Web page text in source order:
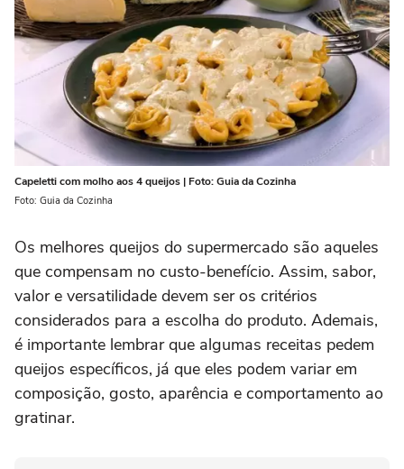
Capeletti com molho aos 4 queijos | Foto: Guia da Cozinha
Foto: Guia da Cozinha
Os melhores queijos do supermercado são aqueles
que compensam no custo-benefício. Assim, sabor,
valor e versatilidade devem ser os critérios
considerados para a escolha do produto. Ademais,
é importante lembrar que algumas receitas pedem
queijos específicos, já que eles podem variar em
composição, gosto, aparência e comportamento ao
gratinar.